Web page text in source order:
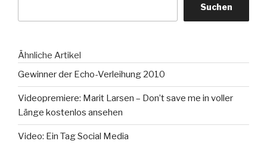
Suchen
Ähnliche Artikel
Gewinner der Echo-Verleihung 2010
Videopremiere: Marit Larsen – Don’t save me in voller
Länge kostenlos ansehen
Video: Ein Tag Social Media